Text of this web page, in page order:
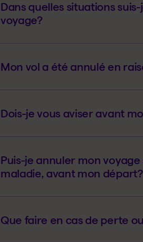
Dans quelles situations
voyage?
Mon vol a été annulé en
Dois-je vous aviser avant
Puis-je annuler mon voyage
maladie, avant mon départ?
Que faire en cas de perte